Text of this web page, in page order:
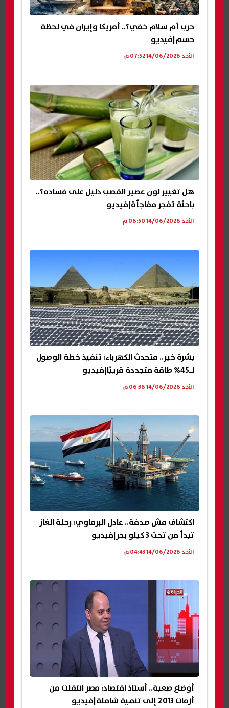
حرب أم سلام خفي؟.. أمريكا وإيران في لحظة
حسم|فيديو
الأحد 14/06/2026 07:52 م
هل تغيير لون عصير القصب دليل على فساده؟..
باحثة تفجر مفاجأة|فيديو
الأحد 14/06/2026 06:50 م
بشرة خير.. متحدث الكهرباء: تنفيذ خطة الوصول
لـ45% طاقة متجددة قريبًا|فيديو
الأحد 14/06/2026 06:36 م
اكتشاف مش صدفة.. عادل البرماوي: رحلة الغاز
تبدأ من تحت 3 كيلو بحر|فيديو
الأحد 14/06/2026 04:43 م
أوضاع صعبة.. أستاذ اقتصاد: مصر انتقلت من
أزمات 2013 إلى تنمية شاملة|فيديو